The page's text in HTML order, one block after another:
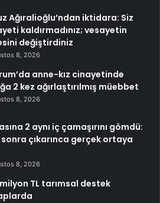
Ağıralioğlu’ndan iktidara: Siz
kaldırmadınız; vesayetin
değiştirdiniz
8, 2026
anne-kız cinayetinde
2 kez ağırlaştırılmış müebbet
8, 2026
2 aynı iç çamaşırını gömdü:
sonra çıkarınca gerçek ortaya
8, 2026
TL tarımsal destek